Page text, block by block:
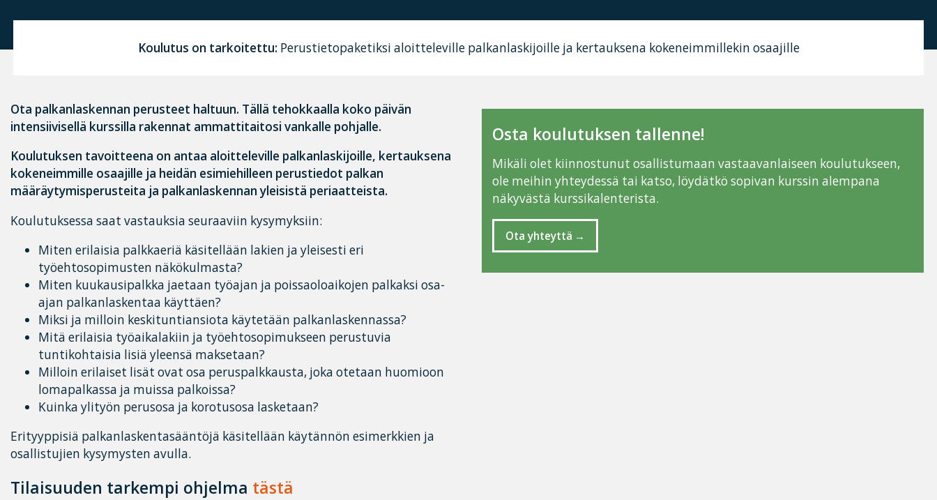
Koulutus on tarkoitettu: Perustietopaketiksi aloitteleville palkanlaskijoille ja kertauksena kokeneimmillekin osaajille
Ota palkanlaskennan perusteet haltuun. Tällä tehokkaalla koko päivän
intensiivisellä kurssilla rakennat ammattitaitosi vankalle pohjalle.
Koulutuksen tavoitteena on antaa aloitteleville palkanlaskijoille, kertauksena
kokeneimmille osaajille ja heidän esimiehilleen perustiedot palkan
määräytymisperusteita ja palkanlaskennan yleisistä periaatteista.
Koulutuksessa saat vastauksia seuraaviin kysymyksiin:
Miten erilaisia palkkaeriä käsitellään lakien ja yleisesti eri
työehtosopimusten näkökulmasta?
Miten kuukausipalkka jaetaan työajan ja poissaoloaikojen palkaksi osa-
ajan palkanlaskentaa käyttäen?
Miksi ja milloin keskituntiansiota käytetään palkanlaskennassa?
Mitä erilaisia työaikalakiin ja työehtosopimukseen perustuvia
tuntikohtaisia lisiä yleensä maksetaan?
Milloin erilaiset lisät ovat osa peruspalkkausta, joka otetaan huomioon
lomapalkassa ja muissa palkoissa?
Kuinka ylityön perusosa ja korotusosa lasketaan?
Erityyppisiä palkanlaskentasääntöjä käsitellään käytännön esimerkkien ja
osallistujien kysymysten avulla.
Tilaisuuden tarkempi ohjelma tästä
Osta koulutuksen tallenne!
Mikäli olet kiinnostunut osallistumaan vastaavanlaiseen koulutukseen,
ole meihin yhteydessä tai katso, löydätkö sopivan kurssin alempana
näkyvästä kurssikalenterista.
Ota yhteyttä